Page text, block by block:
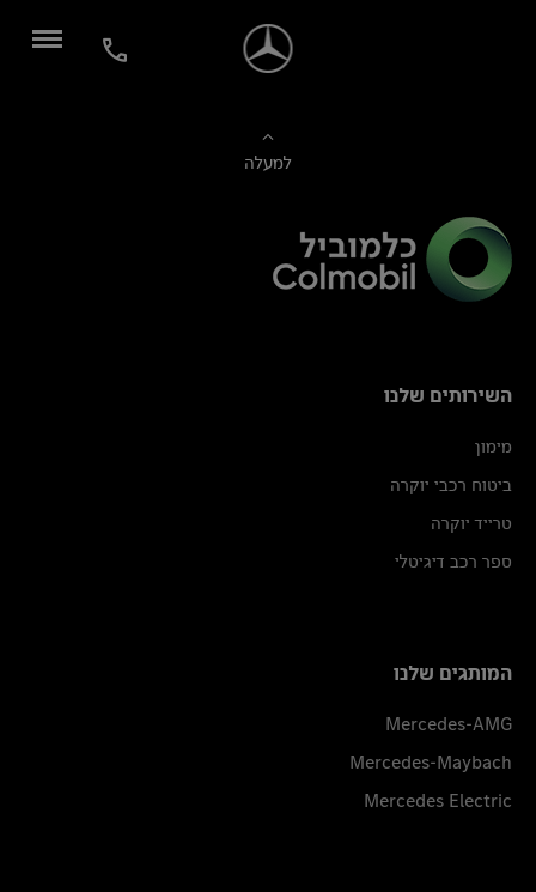
למעלה
השירותים שלנו
מימון
ביטוח רכבי יוקרה
טרייד יוקרה
ספר רכב דיגיטלי
המותגים שלנו
Mercedes-AMG
Mercedes-Maybach
Mercedes Electric